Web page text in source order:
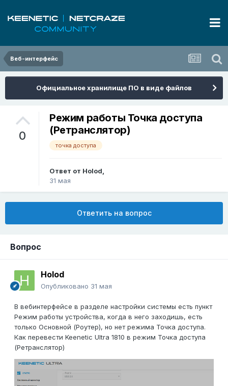
Веб-интерфейс
Официальное хранилище ПО в виде файлов
0
Режим работы Точка доступа
(Ретранслятор)
точка доступа
Ответ от Holod,
31 мая
Ответить на вопрос
Вопрос
Holod
Опубликовано 31 мая
В вебинтерфейсе в разделе настройки системы есть пункт
Режим работы устройства, когда в него заходишь, есть
только Основной (Роутер), но нет режима Точка доступа.
Как перевести Keenetic Ultra 1810 в режим Точка доступа
(Ретранслятор)